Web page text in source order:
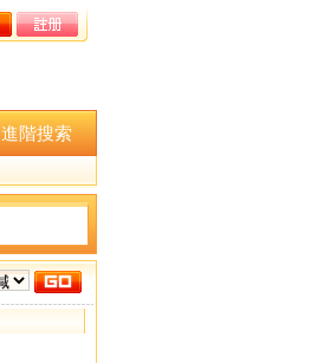
進階搜索